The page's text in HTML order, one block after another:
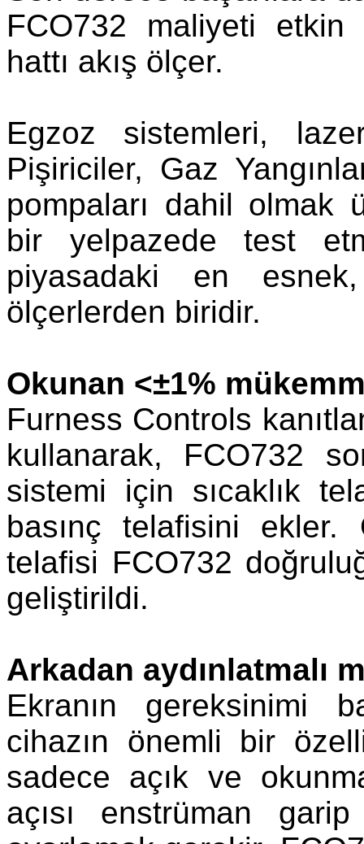
FCO732 maliyeti
hattı akış ölçer.
Egzoz sistemleri,
Pişiriciler, Gaz
pompaları dahil olmak
bir yelpazede test
piyasadaki en
ölçerlerden biridir.
Okunan <±1%
Furness Controls
kullanarak, FCO732
sistemi için sıcaklık
basınç telafisini ekler.
telafisi FCO732
geliştirildi.
Arkadan aydınlatmalı
Ekranın gereksinimi
cihazın önemli bir
sadece açık ve
açısı enstrüman